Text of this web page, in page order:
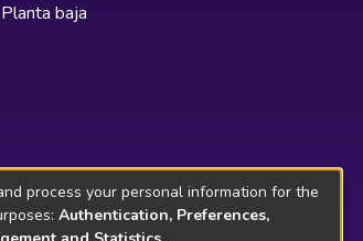
baja
process your personal information for the
Authentication, Preferences,